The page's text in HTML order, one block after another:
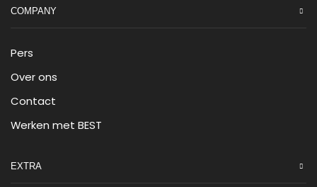
COMPANY
Pers
Over ons
Contact
Werken met BEST
EXTRA